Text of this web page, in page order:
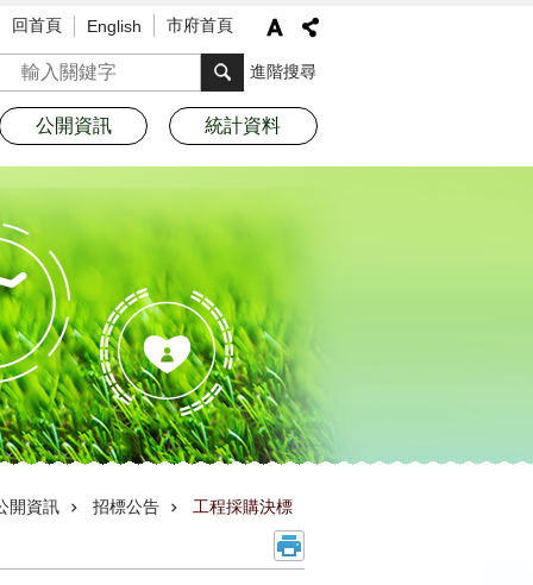
回首頁 English 市府首頁
搜尋 進階搜尋
公開資訊 統計資料
開資訊 招標公告 工程採購決標